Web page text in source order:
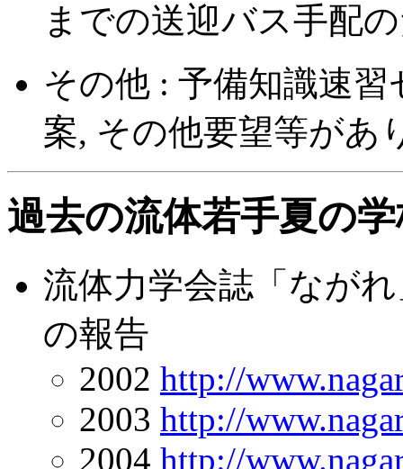
までの送迎バス手配
その他 : 予備知識速
案, その他要望等があ
過去の流体若手夏の
流体力学会誌「なが
の報告
2002 http://
2003 http://
2004 http://